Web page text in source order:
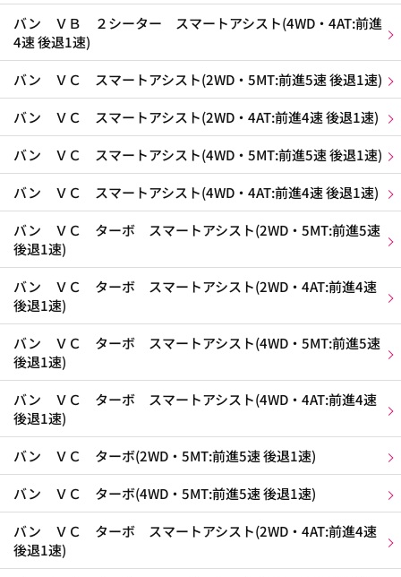
バン ＶＢ ２シーター スマートアシスト(4WD・4AT:前進
4速 後退1速)
バン ＶＣ スマートアシスト(2WD・5MT:前進5速 後退1速)
バン ＶＣ スマートアシスト(2WD・4AT:前進4速 後退1速)
バン ＶＣ スマートアシスト(4WD・5MT:前進5速 後退1速)
バン ＶＣ スマートアシスト(4WD・4AT:前進4速 後退1速)
バン ＶＣ ターボ スマートアシスト(2WD・5MT:前進5速
後退1速)
バン ＶＣ ターボ スマートアシスト(2WD・4AT:前進4速
後退1速)
バン ＶＣ ターボ スマートアシスト(4WD・5MT:前進5速
後退1速)
バン ＶＣ ターボ スマートアシスト(4WD・4AT:前進4速
後退1速)
バン ＶＣ ターボ(2WD・5MT:前進5速 後退1速)
バン ＶＣ ターボ(4WD・5MT:前進5速 後退1速)
バン ＶＣ ターボ スマートアシスト(2WD・4AT:前進4速
後退1速)